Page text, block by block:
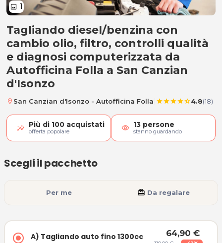
image 1
A) Tagliando auto fino 1300cc
Tagliando diesel/benzina con
cambio olio, filtro, controlli qualità
e diagnosi computerizzata da
Autofficina Folla a San Canzian
d'Isonzo
location_on San Canzian d'Isonzo - Autofficina Folla starstarstarstarstar_half4.8(18)
Più di 100 acquistati
offerta popolare visibility 13 persone
stanno guardando
A) Tagliando auto fino 1300cc 64,90 €
Scegli il pacchetto
Per me card_giftcard Da regalare